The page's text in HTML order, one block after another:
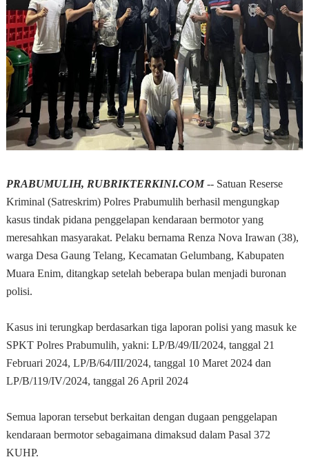
PRABUMULIH, RUBRIKTERKINI.COM-- Satuan Reserse
Kriminal (Satreskrim) Polres Prabumulih berhasil mengungkap
kasus tindak pidana penggelapan kendaraan bermotor yang
meresahkan masyarakat. Pelaku bernama Renza Nova Irawan (38),
warga Desa Gaung Telang, Kecamatan Gelumbang, Kabupaten
Muara Enim, ditangkap setelah beberapa bulan menjadi buronan
polisi.
Kasus ini terungkap berdasarkan tiga laporan polisi yang masuk ke
SPKT Polres Prabumulih, yakni: LP/B/49/II/2024, tanggal 21
Februari 2024, LP/B/64/III/2024, tanggal 10 Maret 2024 dan
LP/B/119/IV/2024, tanggal 26 April 2024
Semua laporan tersebut berkaitan dengan dugaan penggelapan
kendaraan bermotor sebagaimana dimaksud dalam Pasal 372
KUHP.